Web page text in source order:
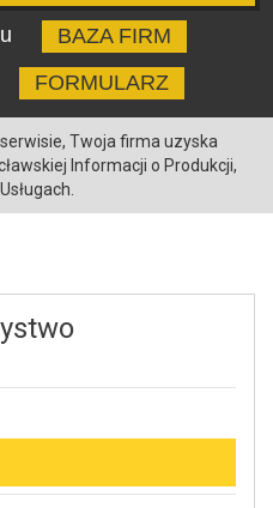
BAZA FIRM
FORMULARZ
Twoja firma uzyska
Informacji o Produkcji,